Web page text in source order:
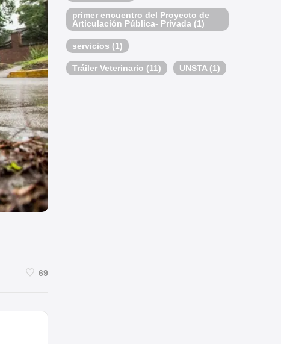
69
primer encuentro del Proyecto de
Articulación Pública- Privada (1)
servicios (1)
Tráiler Veterinario (11) UNSTA (1)